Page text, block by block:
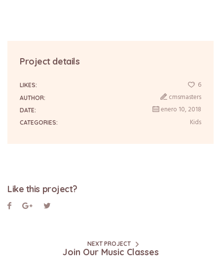
Project details
LIKES: 6
AUTHOR: cmsmasters
DATE: enero 10, 2018
CATEGORIES: Kids
Like this project?
NEXT PROJECT
Join Our Music Classes